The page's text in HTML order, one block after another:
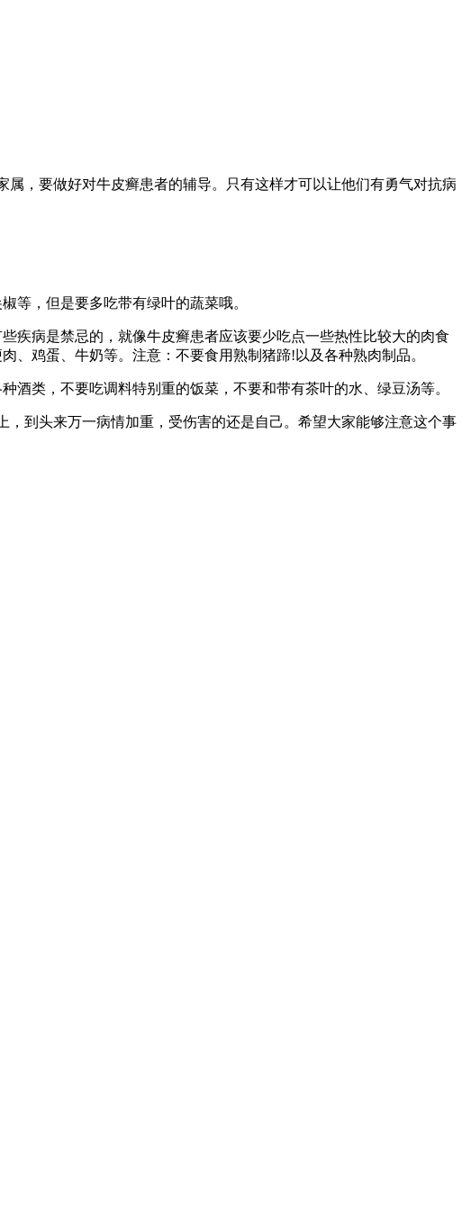
，要做好对牛皮癣患者的辅导。只有这样才可以让他们有勇气对抗病
等，但是要多吃带有绿叶的蔬菜哦。
疾病是禁忌的，就像牛皮癣患者应该要少吃点一些热性比较大的肉食
、鸡蛋、牛奶等。注意：不要食用熟制猪蹄!以及各种熟肉制品。
类，不要吃调料特别重的饭菜，不要和带有茶叶的水、绿豆汤等。
到头来万一病情加重，受伤害的还是自己。希望大家能够注意这个事